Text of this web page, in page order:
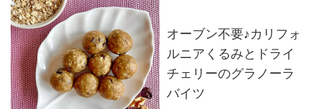
オーブン不要♪カリフォ
ルニアくるみとドライ
チェリーのグラノーラ
バイツ